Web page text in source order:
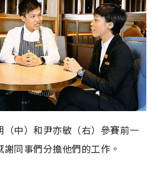
（中）和尹亦敏（右）參賽前一
同事們分擔他們的工作。